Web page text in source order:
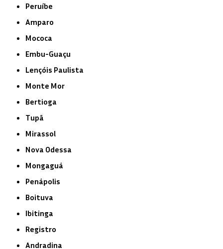
Peruíbe
Amparo
Mococa
Embu-Guaçu
Lençóis Paulista
Monte Mor
Bertioga
Tupã
Mirassol
Nova Odessa
Mongaguá
Penápolis
Boituva
Ibitinga
Registro
Andradina